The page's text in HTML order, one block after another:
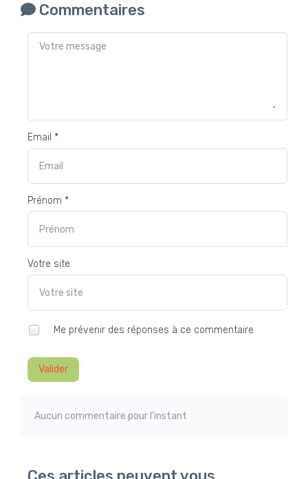
Commentaires
Email *
Prénom *
Votre site
Me prévenir des réponses à ce commentaire
Valider
Aucun commentaire pour l'instant